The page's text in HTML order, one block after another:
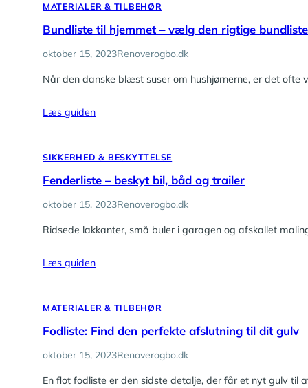
MATERIALER & TILBEHØR
Bundliste til hjemmet – vælg den rigtige bundliste
oktober 15, 2023Renoverogbo.dk
Når den danske blæst suser om hushjørnerne, er det
Læs guiden
SIKKERHED & BESKYTTELSE
Fenderliste – beskyt bil, båd og trailer
oktober 15, 2023Renoverogbo.dk
Ridsede lakkanter, små buler i garagen og afskallet
Læs guiden
MATERIALER & TILBEHØR
Fodliste: Find den perfekte afslutning til dit gulv
oktober 15, 2023Renoverogbo.dk
En flot fodliste er den sidste detalje, der får et nyt gulv